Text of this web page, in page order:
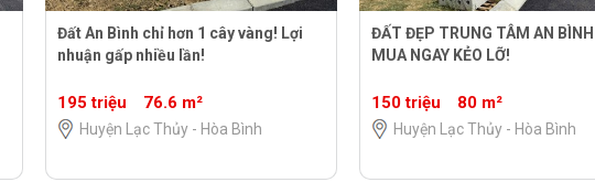
Đất An Bình chỉ hơn 1 cây vàng! Lợi
nhuận gấp nhiều lần!
195 triệu 76.6 m²
Huyện Lạc Thủy - Hòa Bình
ĐẤT ĐẸP TRUNG TÂM AN
MUA NGAY KẺO LỠ!
150 triệu 80 m²
Huyện Lạc Thủy - Hòa Bình